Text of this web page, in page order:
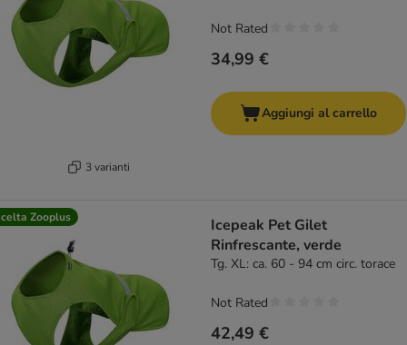
3 varianti
34,99 €
Not Rated
Aggiungi al carrello
Zooplus
Icepeak Pet Gilet
Rinfrescante, verde
Tg. XL: ca. 60 - 94 cm circ. torace
42,49 €
Not Rated